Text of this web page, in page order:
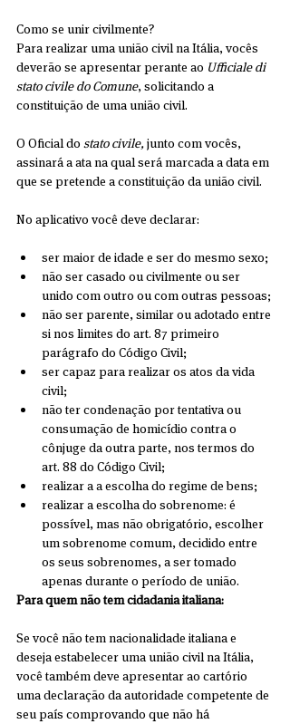
Como se unir civilmente?
Para realizar uma união civil na Itália, vocês
deverão se apresentar perante ao Ufficiale di
stato civile do Comune, solicitando a
constituição de uma união civil.
O Oficial do stato civile, junto com vocês,
assinará a ata na qual será marcada a data em
que se pretende a constituição da união civil.
No aplicativo você deve declarar:
ser maior de idade e ser do mesmo sexo;
não ser casado ou civilmente ou ser
unido com outro ou com outras pessoas;
não ser parente, similar ou adotado entre
si nos limites do art. 87 primeiro
parágrafo do Código Civil;
ser capaz para realizar os atos da vida
civil;
não ter condenação por tentativa ou
consumação de homicídio contra o
cônjuge da outra parte, nos termos do
art. 88 do Código Civil;
realizar a a escolha do regime de bens;
realizar a escolha do sobrenome: é
possível, mas não obrigatório, escolher
um sobrenome comum, decidido entre
os seus sobrenomes, a ser tomado
apenas durante o período de união.
Para quem não tem cidadania italiana:
Se você não tem nacionalidade italiana e
deseja estabelecer uma união civil na Itália,
você também deve apresentar ao cartório
uma declaração da autoridade competente de
seu país comprovando que não há